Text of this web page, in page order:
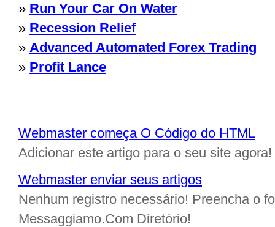
» Run Your Car On Water
» Recession Relief
» Advanced Automated Forex Trading
» Profit Lance
Webmaster começa O Código do HTML
Adicionar este artigo para o seu site agora!
Webmaster enviar seus artigos
Nenhum registro necessário! Preencha o
Messaggiamo.Com Diretório!